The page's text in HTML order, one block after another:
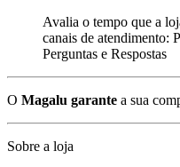
Avalia o tempo que a
canais de atendimento:
Perguntas e Respostas
O Magalu garante a sua
Sobre a loja